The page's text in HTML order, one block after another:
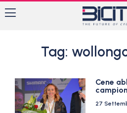
Tag:
Cene
27